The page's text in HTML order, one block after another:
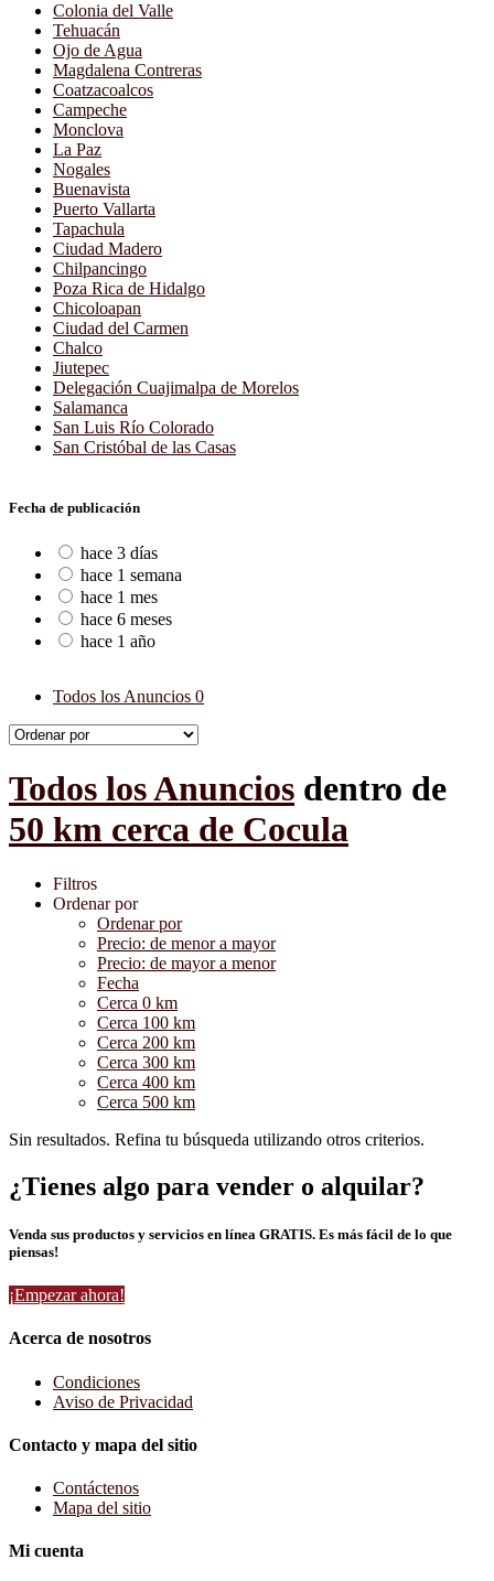
Colonia del Valle
Tehuacán
Ojo de Agua
Magdalena Contreras
Coatzacoalcos
Campeche
Monclova
La Paz
Nogales
Buenavista
Puerto Vallarta
Tapachula
Ciudad Madero
Chilpancingo
Poza Rica de Hidalgo
Chicoloapan
Ciudad del Carmen
Chalco
Jiutepec
Delegación Cuajimalpa de Morelos
Salamanca
San Luis Río Colorado
San Cristóbal de las Casas
Fecha de publicación
hace 3 días
hace 1 semana
hace 1 mes
hace 6 meses
hace 1 año
Todos los Anuncios 0
Todos los Anuncios dentro de
50 km cerca de Cocula
Filtros
Ordenar por
Ordenar por
Precio: de menor a mayor
Precio: de mayor a menor
Fecha
Cerca 0 km
Cerca 100 km
Cerca 200 km
Cerca 300 km
Cerca 400 km
Cerca 500 km
Sin resultados. Refina tu búsqueda utilizando otros criterios.
¿Tienes algo para vender o alquilar?
Venda sus productos y servicios en línea GRATIS. Es más fácil de lo que
piensas!
¡Empezar ahora!
Acerca de nosotros
Condiciones
Aviso de Privacidad
Contacto y mapa del sitio
Contáctenos
Mapa del sitio
Mi cuenta